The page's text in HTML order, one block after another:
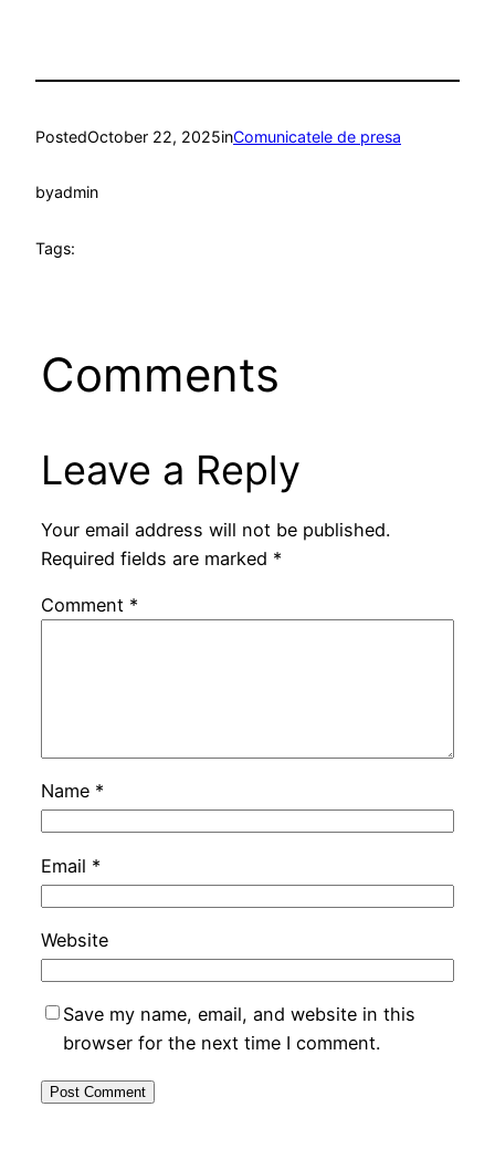
PostedOctober 22, 2025inComunicatele de presa
byadmin
Tags:
Comments
Leave a Reply
Your email address will not be published.
Required fields are marked *
Comment *
Name *
Email *
Website
Save my name, email, and website in this
browser for the next time I comment.